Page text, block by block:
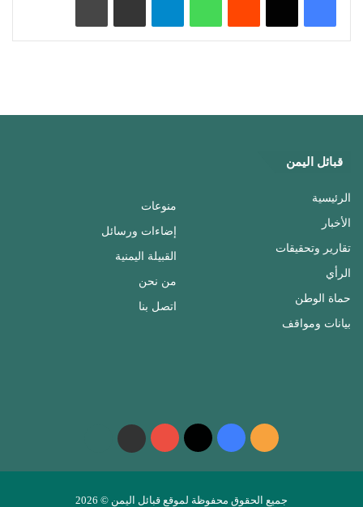
قبائل اليمن
الرئيسية
الأخبار
تقارير وتحقيقات
الرأي
حماة الوطن
بيانات ومواقف
منوعات
إضاءات ورسائل
القبيلة اليمنية
من نحن
اتصل بنا
ملخص
الموقع
RSS
فيسبوك ‫X
‫YouTubeواتساب
جميع الحقوق محفوظة لموقع قبائل اليمن © 2026